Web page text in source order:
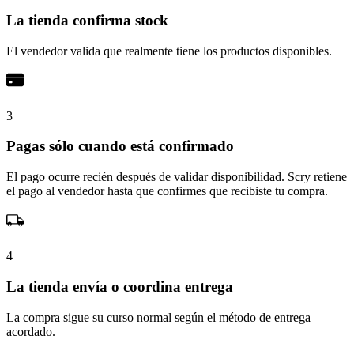
La tienda confirma stock
El vendedor valida que realmente tiene los productos disponibles.
3
Pagas sólo cuando está confirmado
El pago ocurre recién después de validar disponibilidad. Scry retiene
el pago al vendedor hasta que confirmes que recibiste tu compra.
4
La tienda envía o coordina entrega
La compra sigue su curso normal según el método de entrega
acordado.